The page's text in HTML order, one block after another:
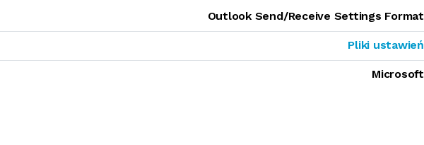
Outlook Send/Receive Settings Format
Pliki ustawień
Microsoft